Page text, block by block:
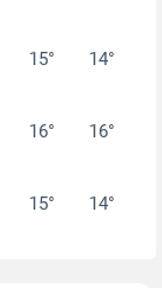
15° 14°
16° 16°
15° 14°